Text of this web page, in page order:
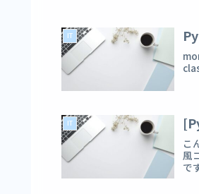
IT
IT
こ
風
で